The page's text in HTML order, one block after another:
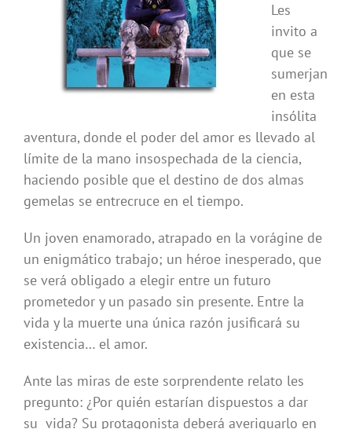
Les
invito a
que se
sumerjan
en esta
insólita
aventura, donde el poder del amor es llevado al
límite de la mano insospechada de la ciencia,
haciendo posible que el destino de dos almas
gemelas se entrecruce en el tiempo.
Un joven enamorado, atrapado en la vorágine de
un enigmático trabajo; un héroe inesperado, que
se verá obligado a elegir entre un futuro
prometedor y un pasado sin presente. Entre la
vida y la muerte una única razón jusificará su
existencia… el amor.
Ante las miras de este sorprendente relato les
pregunto: ¿Por quién estarían dispuestos a dar
su vida? Su protagonista deberá averiguarlo en